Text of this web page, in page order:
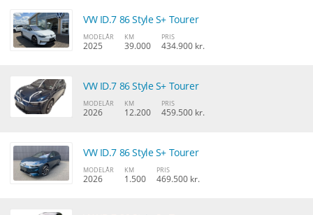
VW ID.7 86 Style S+ Tourer
MODELÅR
2025
KM
39.000
PRIS
434.900 kr.
VW ID.7 86 Style S+ Tourer
MODELÅR
2026
KM
12.200
PRIS
459.500 kr.
VW ID.7 86 Style S+ Tourer
MODELÅR
2026
KM
1.500
PRIS
469.500 kr.